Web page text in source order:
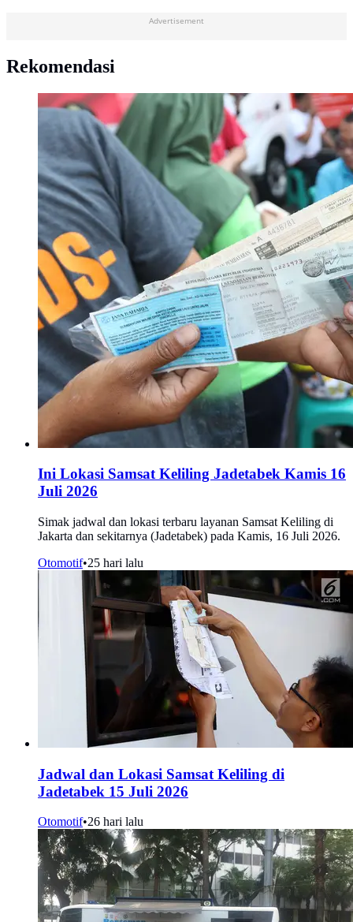
Advertisement
Rekomendasi
Ini Lokasi Samsat Keliling Jadetabek Kamis 16
Juli 2026
Simak jadwal dan lokasi terbaru layanan Samsat Keliling di
Jakarta dan sekitarnya (Jadetabek) pada Kamis, 16 Juli 2026.
Otomotif•25 hari lalu
Jadwal dan Lokasi Samsat Keliling di
Jadetabek 15 Juli 2026
Otomotif•26 hari lalu